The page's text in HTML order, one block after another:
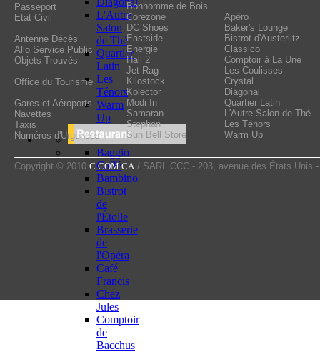
L'Autre
Salon
de Thé
Quartier
Latin
Les
Ténors
Warm
Up
Baggio
Caffé
Bambino
Bistrot
de
l'Étoile
Brasserie
de
l'Opéra
Café
Francis
Chez
Jules
Comptoir
de
Bacchus
Passeport
Etat Civil
Antenne Décès
Allo Service Public
Objets Trouvés
Office du Tourisme
Gares et Aéroports
Navettes
Taxis
Numéros d'Urgences
Copyright © 2010 C COM CA / SARL CCC - 203, avenue des États Unis
Apéro
Baker's Lounge
Bistrot d'Austerlitz
Classico
Comptoir à La Une
Les Coulisses
Crystal
Diagonal
Quartier Latin
L'Autre Salon de Thé
Les Ténors
Warm Up
Bonhomme de Bois
Corezone
DC Shoes
Eastside
Energie
Hall 2
Jet Rag
Kilostock
Kolector
Modi In
Samaran
Stephan
Sun Bell Store